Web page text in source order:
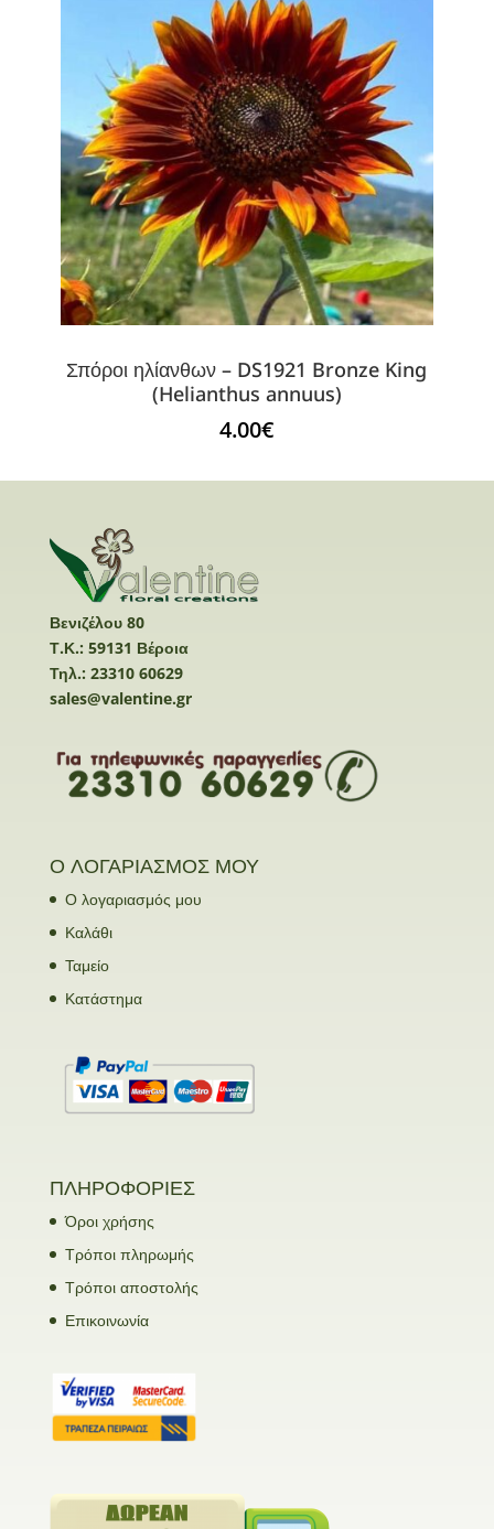
Σπόροι ηλίανθων – DS1921 Bronze King
(Helianthus annuus)
4.00€
Βενιζέλου 80
Τ.Κ.: 59131 Βέροια
Τηλ.: 23310 60629
sales@valentine.gr
Ο ΛΟΓΑΡΙΑΣΜΟΣ ΜΟΥ
Ο λογαριασμός μου
Καλάθι
Ταμείο
Κατάστημα
ΠΛΗΡΟΦΟΡΙΕΣ
Όροι χρήσης
Τρόποι πληρωμής
Τρόποι αποστολής
Επικοινωνία